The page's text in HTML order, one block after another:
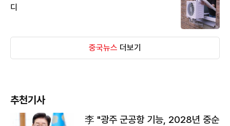
디
중국뉴스 더보기
추천기사
李 "광주 군공항 기능, 2028년 중순